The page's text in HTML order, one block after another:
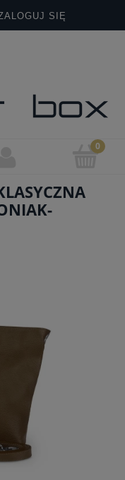
SIĘ